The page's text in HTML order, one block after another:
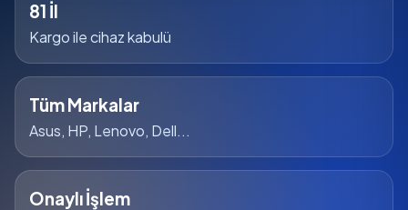
81 İl
Kargo ile cihaz kabulü
Tüm Markalar
Asus, HP, Lenovo, Dell...
Onaylı İşlem